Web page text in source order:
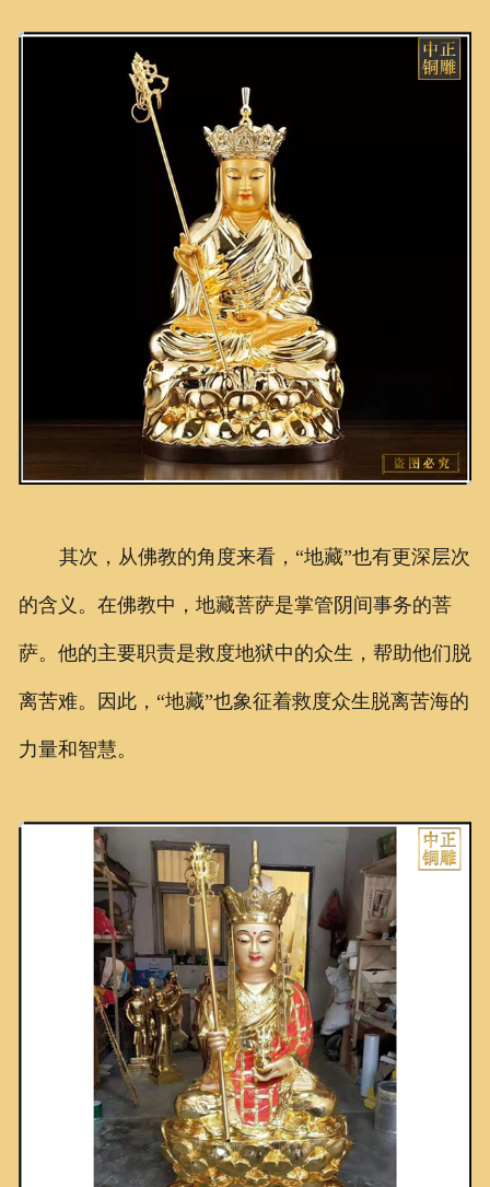
其次，从佛教的角度来看，“地藏”也有更深层次
的含义。在佛教中，地藏菩萨是掌管阴间事务的菩
萨。他的主要职责是救度地狱中的众生，帮助他们脱
离苦难。因此，“地藏”也象征着救度众生脱离苦海的
力量和智慧。